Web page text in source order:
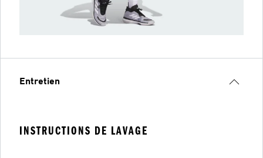
Entretien
INSTRUCTIONS DE LAVAGE